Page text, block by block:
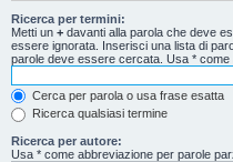
Ricerca per termini:
Metti un + davanti alla parola che deve
essere ignorata. Inserisci una lista di
parole deve essere cercata. Usa * come
Cerca per parola o usa frase esatta
Ricerca qualsiasi termine
Ricerca per autore:
Usa * come abbreviazione per parole